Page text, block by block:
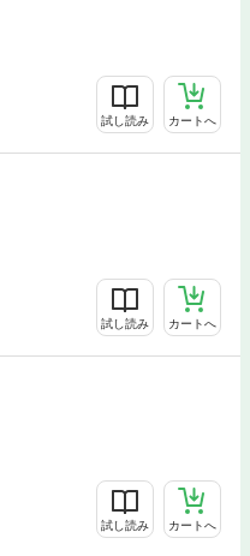
試し読み カートへ
試し読み カートへ
試し読み カートへ